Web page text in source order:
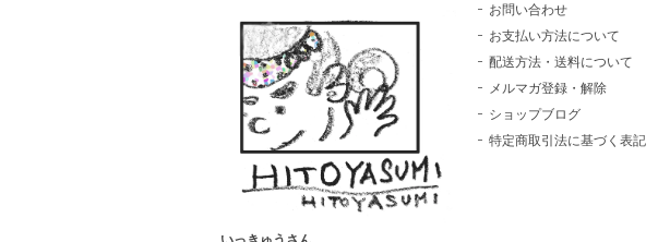
お問い合わせ
お支払い方法について
配送方法・送料について
メルマガ登録・解除
ショップブログ
特定商取引法に基づく表記